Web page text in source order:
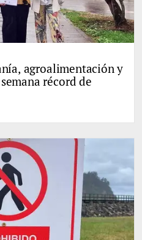
agroalimentación y
récord de